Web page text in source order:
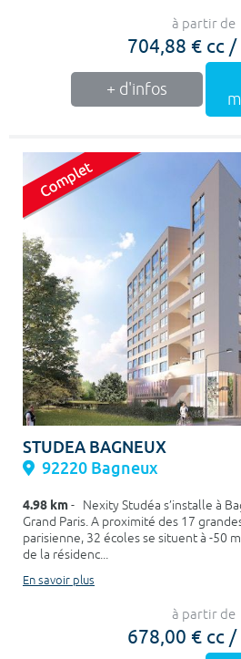
à partir de
704,88 € cc /
+ d'infos
STUDEA BAGNEUX
92220 Bagneux
4.98 km- Nexity Studéa s’installe à
Grand Paris. A proximité des 17
parisienne, 32 écoles se situent à -50
de la résidenc...
En savoir plus
à partir de
678,00 € cc /